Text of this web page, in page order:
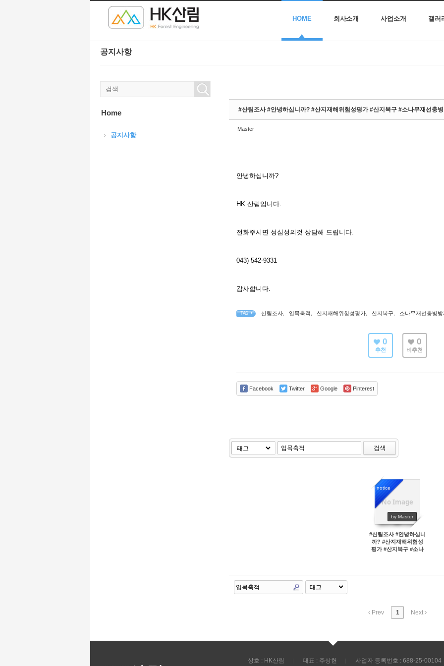
HOME 회사소개 사업소개 갤러
공지사항
#산림조사 #안녕하십니까? #산지재해위험성평가 #산지복구 #소나무재선충
Master
안녕하십니까?
HK 산림입니다.
전화주시면 성심성의것 상담해 드립니다.
043) 542-9331
감사합니다.
TAG • 산림조사 입목축적 산지재해위험성평가 산지복구 소나무재선충병방
0
추천
0
비추천
Facebook Twitter Google Pinterest
검색
No Image
notice
by Master
45690
#산림조사 #안녕하십니
까? #산지재해위험성
평가 #산지복구 #소나
Prev 1 Next
Home
공지사항
상호 : HK산림 대표 : 주상헌 사업자 등록번호 : 688-25-00104
Sketchbook5, 스케치북5
Sketchbook5, 스케치북5
Sketchbook5, 스케치북5
Sketchbook5, 스케치북5